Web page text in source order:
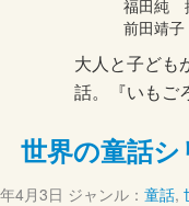
福田純
前田靖
大人と子ども
話。『いもご
界の童話シ
4月3日 ジャンル： 童話,